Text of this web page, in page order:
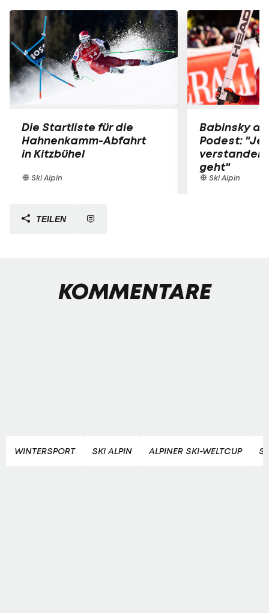
Die Startliste für die
Hahnenkamm-Abfahrt
in Kitzbühel
Ski Alpin
Babinsky
Podest:
verstanden,
geht"
Ski Alpin
TEILEN
KOMMENTARE
WINTERSPORT SKI ALPIN ALPINER SKI-WELTCUP